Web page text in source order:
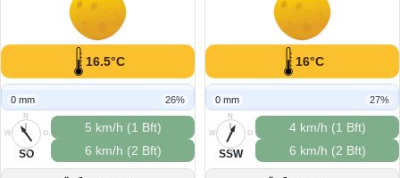
16.5°C
0 mm 26%
N
O
S
W
SO
5 km/h (1 Bft)
6 km/h (2 Bft)
16°C
0 mm 27%
N
O
S
W
SSW
4 km/h (1 Bft)
6 km/h (2 Bft)